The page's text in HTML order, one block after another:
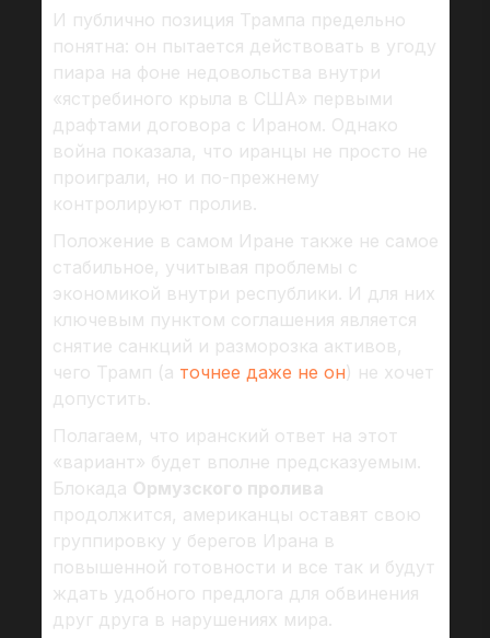
И публично позиция Трампа предельно
понятна: он пытается действовать в угоду
пиара на фоне недовольства внутри
«ястребиного крыла в США» первыми
драфтами договора с Ираном. Однако
война показала, что иранцы не просто не
проиграли, но и по-прежнему
контролируют пролив.
Положение в самом Иране также не самое
стабильное, учитывая проблемы с
экономикой внутри республики. И для них
ключевым пунктом соглашения является
снятие санкций и разморозка активов,
чего Трамп (а точнее даже не он) не хочет
допустить.
Полагаем, что иранский ответ на этот
«вариант» будет вполне предсказуемым.
Блокада Ормузского пролива
продолжится, американцы оставят свою
группировку у берегов Ирана в
повышенной готовности и все так и будут
ждать удобного предлога для обвинения
друг друга в нарушениях мира.